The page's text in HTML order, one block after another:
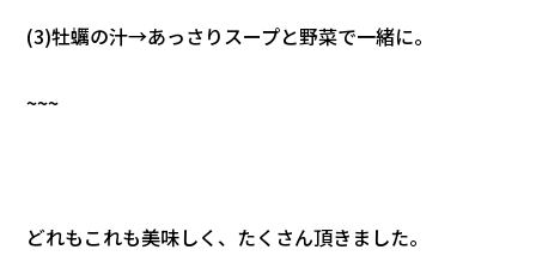
(3)牡蠣の汁→あっさりスープと野菜で一緒に。
~~~
どれもこれも美味しく、たくさん頂きました。